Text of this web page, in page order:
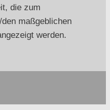
die zum
maßgeblichen
werden.